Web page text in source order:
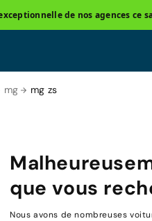
de nos agences ce
mg mg zs
que vous
Nous avons de nombreuses